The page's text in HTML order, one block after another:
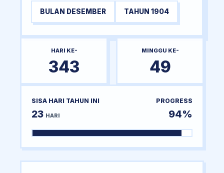
BULAN DESEMBER TAHUN 1904
HARI KE-
343
MINGGU KE-
49
SISA HARI TAHUN INI
23 HARI
PROGRESS
94%